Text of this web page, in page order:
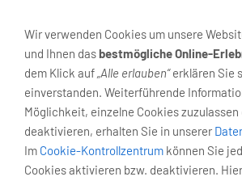
Wir verwenden Cookies um unsere
und Ihnen dasbestmögliche Online-
dem Klick auf„Alle erlauben“erklären Sie
einverstanden. Weiterführende
Möglichkeit, einzelne Cookies zuzulassen
deaktivieren, erhalten Sie in unserer
Im Cookie-Kontrollzentrum können Sie
Cookies aktivieren bzw. deaktivieren.